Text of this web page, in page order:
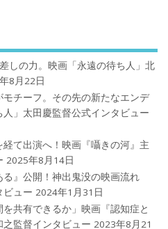
しの力。映画「永遠の待ち人」北
8月22日
モチーフ。その先の新たなエンデ
」太田慶監督公式インタビュー
て出演へ！映画『囁きの河』主
2025年8月14日
』公開！神出鬼没の映画流れ
ビュー 2024年1月31日
を共有できるか」映画『認知症と
監督インタビュー 2023年8月21